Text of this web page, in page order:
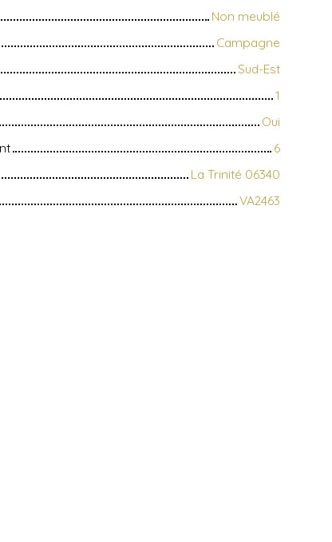
Non meublé
Campagne
Sud-Est
1
Oui
6
La Trinité 06340
VA2463